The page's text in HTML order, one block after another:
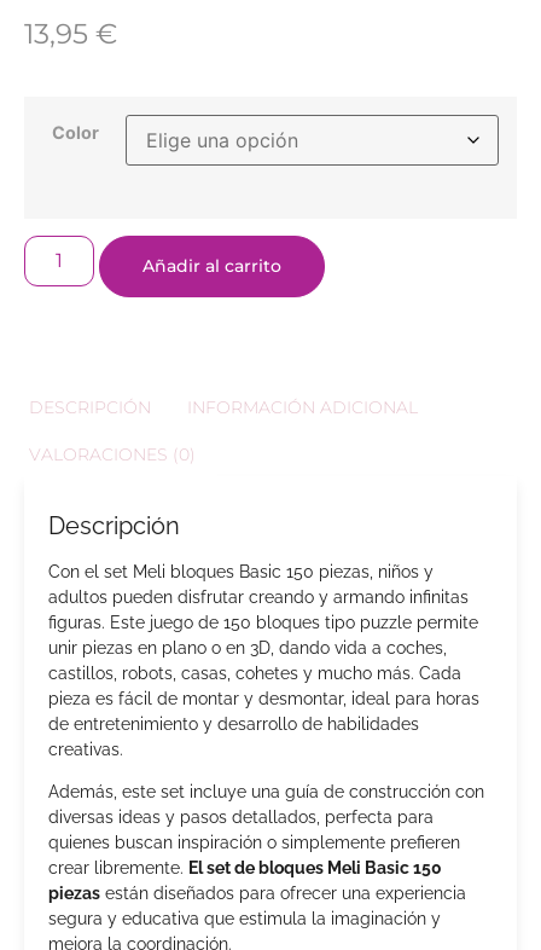
13,95 €
Color
Añadir al carrito
DESCRIPCIÓN INFORMACIÓN ADICIONAL
VALORACIONES (0)
Descripción
Con el set Meli bloques Basic 150 piezas, niños y
adultos pueden disfrutar creando y armando infinitas
figuras. Este juego de 150 bloques tipo puzzle permite
unir piezas en plano o en 3D, dando vida a coches,
castillos, robots, casas, cohetes y mucho más. Cada
pieza es fácil de montar y desmontar, ideal para horas
de entretenimiento y desarrollo de habilidades
creativas.
Además, este set incluye una guía de construcción con
diversas ideas y pasos detallados, perfecta para
quienes buscan inspiración o simplemente prefieren
crear libremente. El set de bloques Meli Basic 150
piezas están diseñados para ofrecer una experiencia
segura y educativa que estimula la imaginación y
mejora la coordinación.